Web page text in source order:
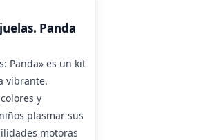
Panda
Panda» es un kit
vibrante.
y
plasmar sus
motoras